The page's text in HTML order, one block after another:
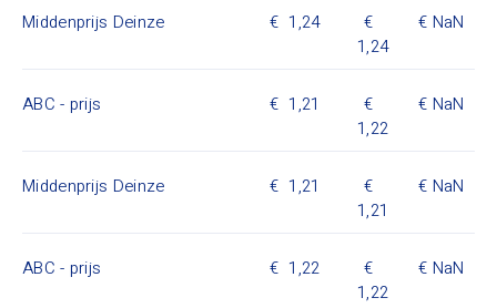
Middenprijs Deinze
1,24
1,24
NaN
ABC - prijs
1,21
1,22
NaN
Middenprijs Deinze
1,21
1,21
NaN
ABC - prijs
1,22
1,22
NaN